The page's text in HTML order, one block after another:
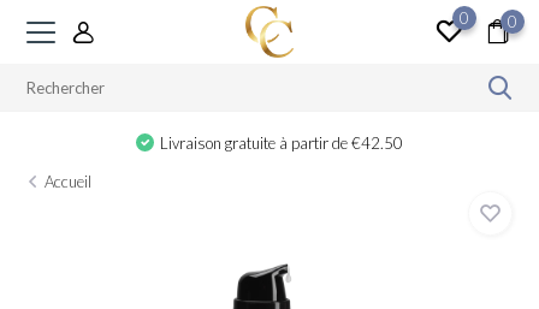
0 0
Cadeau à partir de €100
Accueil